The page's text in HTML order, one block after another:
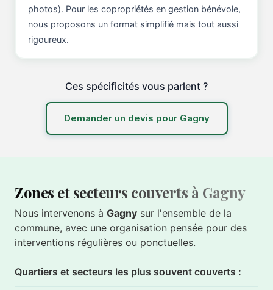
photos). Pour les copropriétés en gestion bénévole,
nous proposons un format simplifié mais tout aussi
rigoureux.
Ces spécificités vous parlent ?
Demander un devis pour Gagny
Zones et secteurs couverts à Gagny
Nous intervenons à Gagny sur l'ensemble de la
commune, avec une organisation pensée pour des
interventions régulières ou ponctuelles.
Quartiers et secteurs les plus souvent couverts :